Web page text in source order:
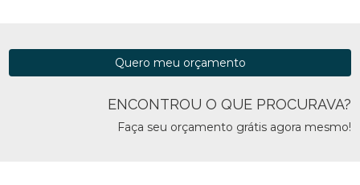
ENCONTROU O QUE PROCURAVA?
Faça seu orçamento grátis agora mesmo!
Quero meu orçamento